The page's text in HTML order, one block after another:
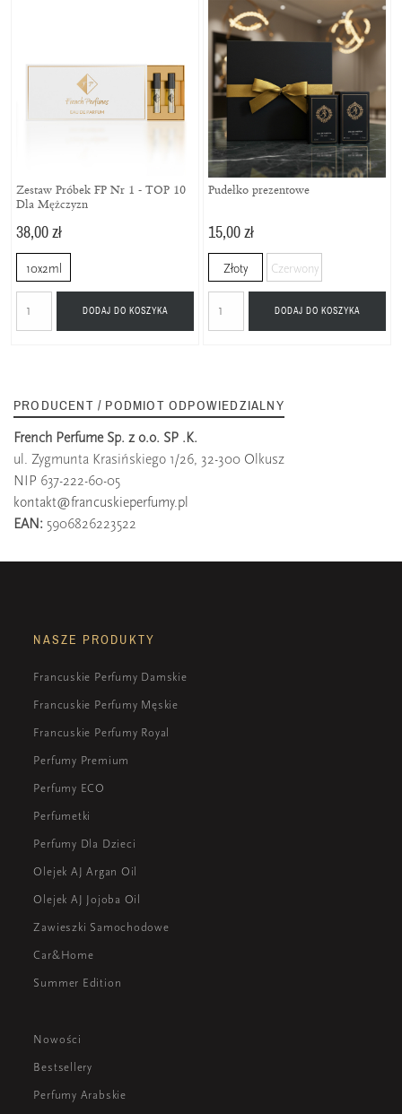
Zestaw Próbek FP Nr 1 - TOP 10
Dla Mężczyzn
38,00 zł
10x2ml
DODAJ DO KOSZYKA
Pudełko prezentowe
15,00 zł
Złoty Czerwony
DODAJ DO KOSZYKA
PRODUCENT / PODMIOT ODPOWIEDZIALNY
French Perfume Sp. z o.o. SP .K.
ul. Zygmunta Krasińskiego 1/26, 32-300 Olkusz
NIP 637-222-60-05
kontakt@francuskieperfumy.pl
EAN: 5906826223522
NASZE PRODUKTY
Francuskie Perfumy Damskie
Francuskie Perfumy Męskie
Francuskie Perfumy Royal
Perfumy Premium
Perfumy ECO
Perfumetki
Perfumy Dla Dzieci
Olejek AJ Argan Oil
Olejek AJ Jojoba Oil
Zawieszki Samochodowe
Car&Home
Summer Edition
Nowości
Bestsellery
Perfumy Arabskie